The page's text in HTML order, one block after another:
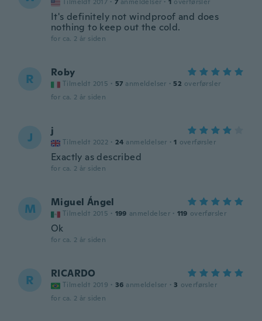
It's definitely not windproof and does
nothing to keep out the cold.
for ca. 2 år siden
R Roby
Tilmeldt 2015 · 57 anmeldelser · 52 overførsler
for ca. 2 år siden
J j
Tilmeldt 2022 · 24 anmeldelser · 1 overførsler
Exactly as described
for ca. 2 år siden
M Miguel Ángel
Tilmeldt 2015 · 199 anmeldelser · 119 overførsler
Ok
for ca. 2 år siden
R RICARDO
Tilmeldt 2019 · 36 anmeldelser · 3 overførsler
for ca. 2 år siden